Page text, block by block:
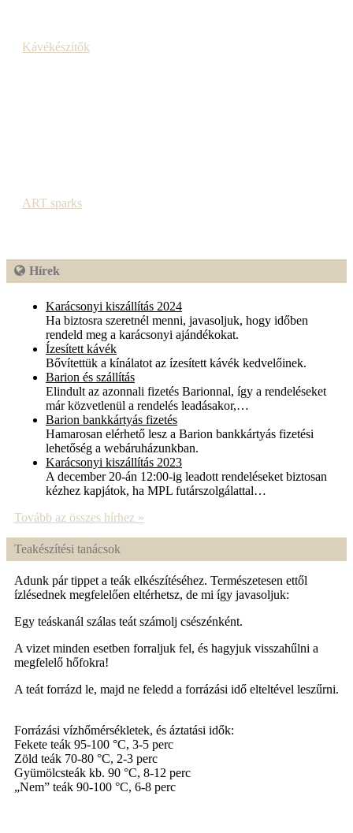
Kávékészítők
ART sparks
Hírek
Karácsonyi kiszállítás 2024
Ha biztosra szeretnél menni, javasoljuk, hogy időben
rendeld meg a karácsonyi ajándékokat.
Ízesített kávék
Bővítettük a kínálatot az ízesített kávék kedvelőinek.
Barion és szállítás
Elindult az azonnali fizetés Barionnal, így a rendeléseket
már közvetlenül a rendelés leadásakor,…
Barion bankkártyás fizetés
Hamarosan elérhető lesz a Barion bankkártyás fizetési
lehetőség a webáruházunkban.
Karácsonyi kiszállítás 2023
A december 20-án 12:00-ig leadott rendeléseket biztosan
kézhez kapjátok, ha MPL futárszolgálattal…
Tovább az összes hírhez »
Teakészítési tanácsok
Adunk pár tippet a teák elkészítéséhez. Természetesen ettől
ízlésednek megfelelően eltérhetsz, de mi így javasoljuk:
Egy teáskanál szálas teát számolj csészénként.
A vizet minden esetben forraljuk fel, és hagyjuk visszahűlni a
megfelelő hőfokra!
A teát forrázd le, majd ne feledd a forrázási idő elteltével leszűrni.
Forrázási vízhőmérsékletek, és áztatási idők:
Fekete teák 95-100 °C, 3-5 perc
Zöld teák 70-80 °C, 2-3 perc
Gyümölcsteák kb. 90 °C, 8-12 perc
„Nem” teák 90-100 °C, 6-8 perc